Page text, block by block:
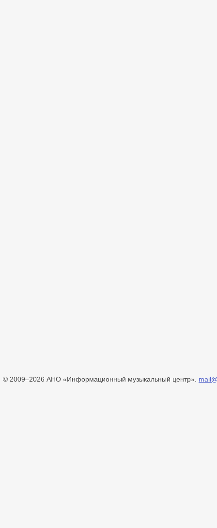
© 2009–2026 АНО «Информационный музыкальный центр».